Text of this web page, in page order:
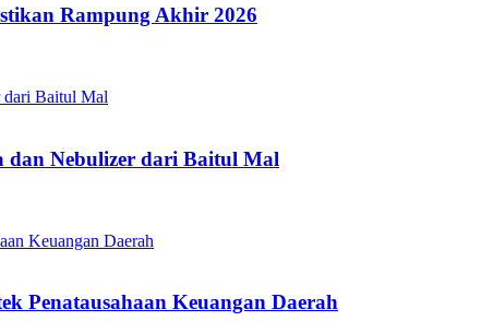
Rampung Akhir 2026
dan Nebulizer dari Baitul Mal
Penatausahaan Keuangan Daerah